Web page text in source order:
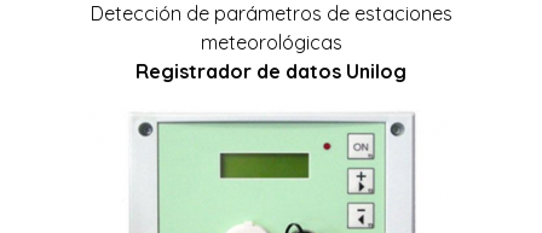
Detección de parámetros de estaciones
meteorológicas
Registrador de datos Unilog